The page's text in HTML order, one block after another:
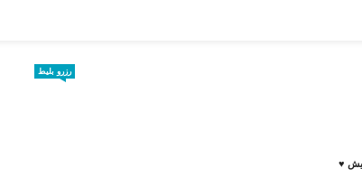
رزرو بلیط
♥